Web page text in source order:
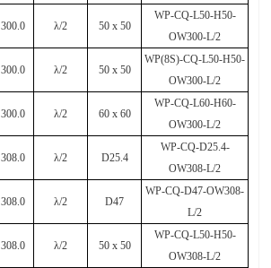
300.0 λ/2 50 x 50
WP-CQ-L50-H50-
OW300-L/2
300.0 λ/2 50 x 50
WP(8S)-CQ-L50-H50-
OW300-L/2
300.0 λ/2 60 x 60
WP-CQ-L60-H60-
OW300-L/2
308.0 λ/2 D25.4
WP-CQ-D25.4-
OW308-L/2
308.0 λ/2 D47
WP-CQ-D47-OW308-
L/2
308.0 λ/2 50 х50
WP-CQ-L50-H50-
OW308-L/2